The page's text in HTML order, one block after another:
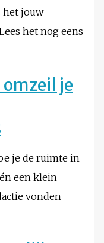
het jouw
het nog eens
omzeil je
je de ruimte in
een klein
vonden